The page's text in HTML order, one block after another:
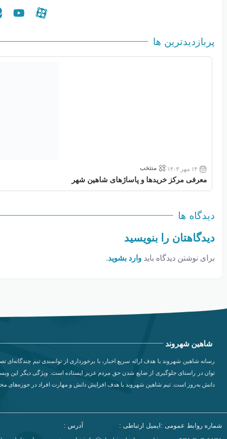
پربازدیدترین ها
۱۴ مهر ۱۴۰۳ منتخب
معرفی مرکز خریدها و پاساژهای شاهین شهر
دیدگاه ها
دیدگاهتان را بنویسید
برای نوشتن دیدگاه باید وارد بشوید.
شاهین شهروند
رسانه شاهین شهروند با هدف ارائه سریع اخبار، با برخورداری از توانمندی تیم چندگانه‌ای
توان در راستای جلوگیری از ضایع شدن حق مردم عزیز ایستاده است. ویژگی دیگر این
دانش به‌روز است. تیم شاهین شهروند با هدف افزایش دانش و مهارت افراد در حوزه‌های
شماره روابط عمومی : ایمیل ارتباطی : آدرس :